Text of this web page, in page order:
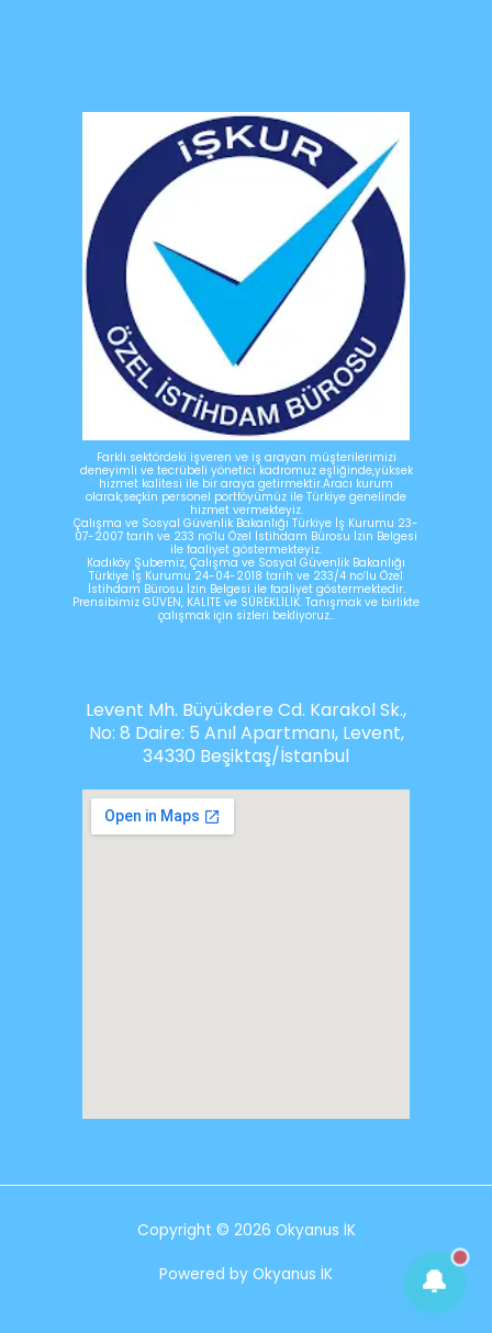
Farklı sektördeki işveren ve iş arayan müşterilerimizi
deneyimli ve tecrübeli yönetici kadromuz eşliğinde,yüksek
hizmet kalitesi ile bir araya getirmektir.Aracı kurum
olarak,seçkin personel portföyümüz ile Türkiye genelinde
hizmet vermekteyiz.
Çalışma ve Sosyal Güvenlik Bakanlığı Türkiye İş Kurumu 23-
07-2007 tarih ve 233 no’lu Özel İstihdam Bürosu İzin Belgesi
ile faaliyet göstermekteyiz.
Kadıköy Şubemiz, Çalışma ve Sosyal Güvenlik Bakanlığı
Türkiye İş Kurumu 24-04-2018 tarih ve 233/4 no’lu Özel
İstihdam Bürosu İzin Belgesi ile faaliyet göstermektedir.
Prensibimiz GÜVEN, KALİTE ve SÜREKLİLİK. Tanışmak ve birlikte
çalışmak için sizleri bekliyoruz..
Levent Mh. Büyükdere Cd. Karakol Sk.,
No: 8 Daire: 5 Anıl Apartmanı, Levent,
34330 Beşiktaş/İstanbul
Copyright © 2026 Okyanus İK
Powered by Okyanus İK
👨‍👩‍👧 Eleman Arıyorum
📞 Bize Ulaşın
🔔